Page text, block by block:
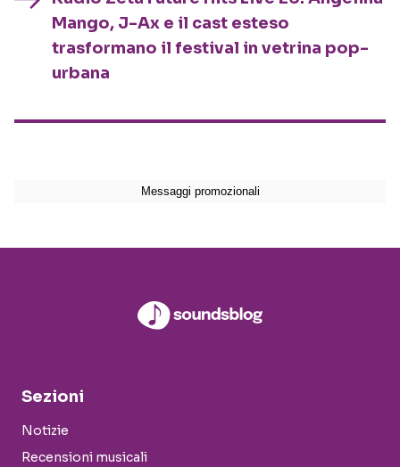
Mango, J-Ax e il cast esteso
trasformano il festival in vetrina pop-
urbana
Sezioni
Notizie
Recensioni musicali